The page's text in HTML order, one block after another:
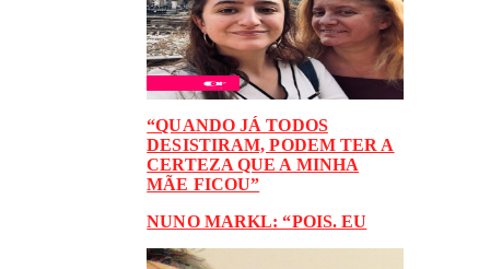
“QUANDO JÁ TODOS
DESISTIRAM, PODEM TER A
CERTEZA QUE A MINHA
MÃE FICOU”
NUNO MARKL: “POIS. EU